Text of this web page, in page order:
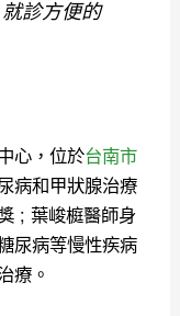
診方便的
心，位於台南市
病和甲狀腺治療
; 葉峻榳醫師身
尿病等慢性疾病
療。